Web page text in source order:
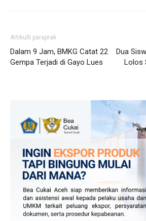
Artikulli paraprak
Dalam 9 Jam, BMKG Catat 22
Gempa Terjadi di Gayo Lues
Dua
Lolos